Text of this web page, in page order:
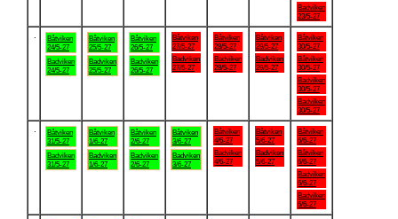
Badviken
23/5-27
Båtviken
24/5-27
Badviken
24/5-27
Båtviken
25/5-27
Badviken
25/5-27
Båtviken
26/5-27
Badviken
26/5-27
Båtviken
27/5-27
Badviken
27/5-27
Båtviken
28/5-27
Badviken
28/5-27
Båtviken
29/5-27
Badviken
29/5-27
Båtviken
30/5-27
Båtviken
30/5-27
Badviken
30/5-27
Badviken
30/5-27
Båtviken
31/5-27
Badviken
31/5-27
Båtviken
1/6-27
Badviken
1/6-27
Båtviken
2/6-27
Badviken
2/6-27
Båtviken
3/6-27
Badviken
3/6-27
Båtviken
4/6-27
Badviken
4/6-27
Båtviken
5/6-27
Badviken
5/6-27
Båtviken
6/6-27
Båtviken
6/6-27
Badviken
6/6-27
Badviken
6/6-27